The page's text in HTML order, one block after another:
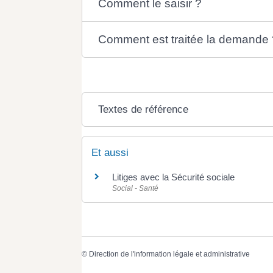
Comment le saisir ?
Comment est traitée la demande
Textes de référence
Et aussi
Litiges avec la Sécurité sociale
Social - Santé
© Direction de l'information légale et administrative